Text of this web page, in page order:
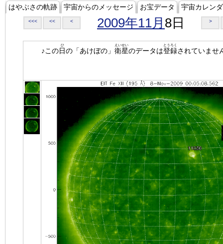
はやぶさの軌跡 宇宙からのメッセージ お宝データ 宇宙カレン
<<< << < 2009年11月 8日 >
♪この日
ひ
の「あけぼの」 衛星
えいせい
のデータは登録
とうろく
されていませ